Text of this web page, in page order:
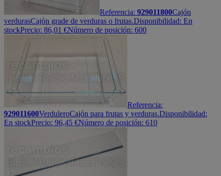
Referencia: 929011800Cajón
verdurasCajón grade de verduras o frutas.Disponibilidad: En
stockPrecio: 86,01 €Número de posición: 600
Referencia:
929011600VerduleroCajón para frutas y verduras.Disponibilidad:
En stockPrecio: 96,45 €Número de posición: 610